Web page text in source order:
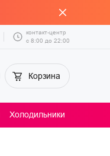
контакт-центр
с 8:00 до 22:00
Корзина
Холодильники